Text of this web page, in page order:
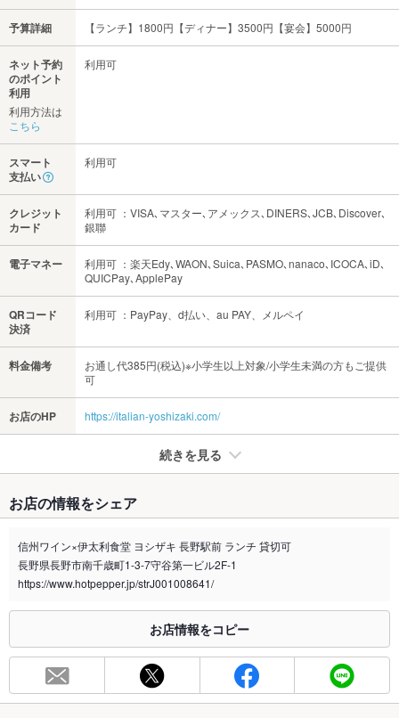
予算詳細 【ランチ】1800円【ディナー】3500円【宴会】5000円
ネット予約
のポイント
利用
利用方法は
こちら
利用可
スマート
支払い
利用可
クレジット
カード
利用可 ：VISA､マスター､アメックス､DINERS､JCB､Discover､
銀聯
電子マネー
利用可 ：楽天Edy､WAON､Suica､PASMO､nanaco､ICOCA､iD､
QUICPay､ApplePay
QRコード
決済
利用可 ：PayPay、d払い、au PAY、メルペイ
料金備考
お通し代385円(税込)※小学生以上対象/小学生未満の方もご提供
可
お店のHP https://italian-yoshizaki.com/
続きを見る
禁煙・喫煙 全席禁煙
喫煙専用室 なし
※2020年4月1日～受動喫煙対策に関する法律が施行されています。正しい情報はお店へお問い
総席数
55席(ソファ席・カップル席・カウンター席・宴会席にはテーブ
お店の情報をシェア
信州ワイン×伊太利食堂 ヨシザキ 長野駅前 ランチ 貸切可
長野県長野市南千歳町1-3-7守谷第一ビル2F-1
https://www.hotpepper.jp/strJ001008641/
お店情報をコピー